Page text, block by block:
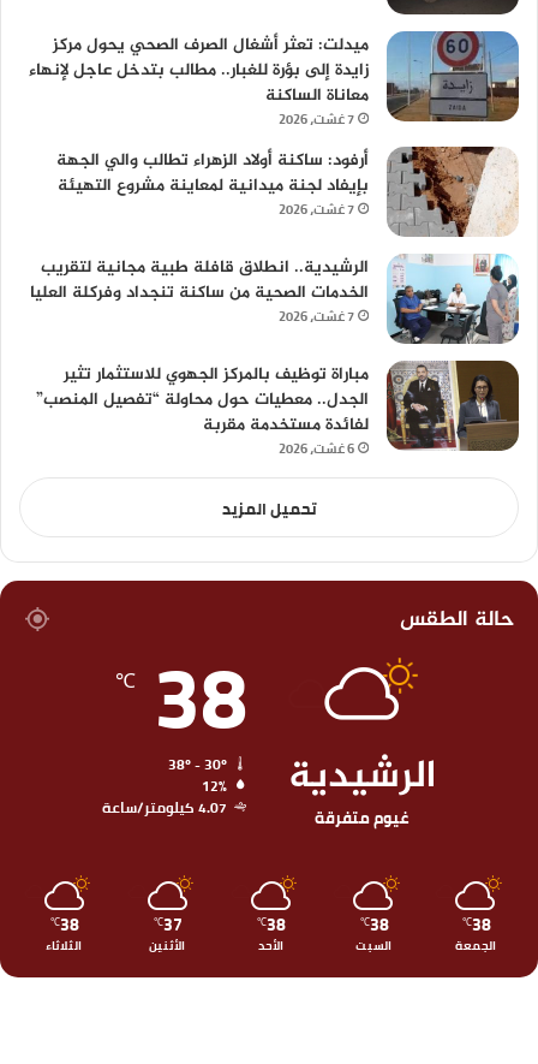
ميدلت: تعثر أشغال الصرف الصحي يحول مركز
زايدة إلى بؤرة للغبار.. مطالب بتدخل عاجل لإنهاء
معاناة الساكنة
7 غشت، 2026
أرفود: ساكنة أولاد الزهراء تطالب والي الجهة
بإيفاد لجنة ميدانية لمعاينة مشروع التهيئة
7 غشت، 2026
الرشيدية.. انطلاق قافلة طبية مجانية لتقريب
الخدمات الصحية من ساكنة تنجداد وفركلة العليا
7 غشت، 2026
مباراة توظيف بالمركز الجهوي للاستثمار تثير
الجدل.. معطيات حول محاولة “تفصيل المنصب”
لفائدة مستخدمة مقربة
6 غشت، 2026
تحميل المزيد
حالة الطقس
الرشيدية
غيوم متفرقة
38
℃
12%
4.07 كيلومتر/ساعة
38
℃
الجمعة
38
℃
السبت
38
℃
الأحد
37
℃
الأثنين
38
℃
الثلاثاء